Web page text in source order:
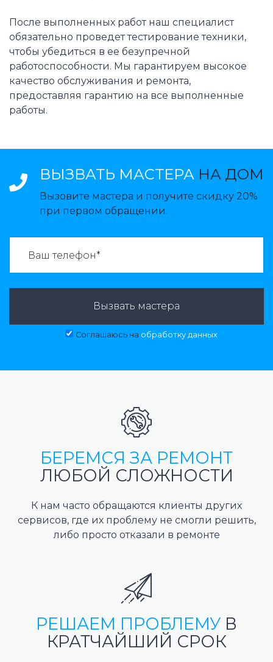
После выполненных работ наш специалист
обязательно проведет тестирование техники,
чтобы убедиться в ее безупречной
работоспособности. Мы гарантируем высокое
качество обслуживания и ремонта,
предоставляя гарантию на все выполненные
работы.
ВЫЗВАТЬ МАСТЕРА НА ДОМ
Вызовите мастера и получите скидку 20%
при первом обращении.
Вызвать мастера
Соглашаюсь на обработку данных
БЕРЕМСЯ ЗА РЕМОНТ
ЛЮБОЙ СЛОЖНОСТИ
К нам часто обращаются клиенты других
сервисов, где их проблему не смогли решить,
либо просто отказали в ремонте
РЕШАЕМ ПРОБЛЕМУ В
КРАТЧАЙШИЙ СРОК